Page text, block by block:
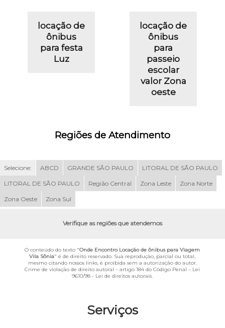
Serviços
locação de
ônibus
para festa
Luz
locação de
ônibus
para
passeio
escolar
valor Zona
oeste
Regiões de Atendimento
Selecione: ABCD GRANDE SÃO PAULO LITORAL DE SÃO PAULO
LITORAL DE SÃO PAULO Região Central Zona Leste Zona Norte
Zona Oeste Zona Sul
Verifique as regiões que atendemos
O conteúdo do texto "Onde Encontro Locação de ônibus para Viagem
Vila Sônia" é de direito reservado. Sua reprodução, parcial ou total,
mesmo citando nossos links, é proibida sem a autorização do autor.
Crime de violação de direito autoral – artigo 184 do Código Penal – Lei
9610/98 - Lei de direitos autorais.